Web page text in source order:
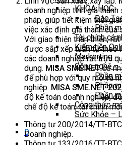
KHÓA HỌC
Đào
Phần
Tài chính cá
Kiếm tiền
Markerting –
Công nghệ –
Phần
Phần
Phần
Công thức
Sức Khỏe –
0
doanh nghiệp tính giá
pháp, giúp tiết kiệm thời
việc xác định giá thành của
Với giao thiện thân thiện,
được sắp xếp tuần tự theo
các doanh nghiệp rất trực
dụng. MISA SME.NETcó
để phù hợp với quy mô và
nghiệp. MISA SME.NET
độ kế toán doanh nghiệp,
chế độ kế toán, tài chính
Thông tư 200/2014/TT-
Doanh nghiệp.